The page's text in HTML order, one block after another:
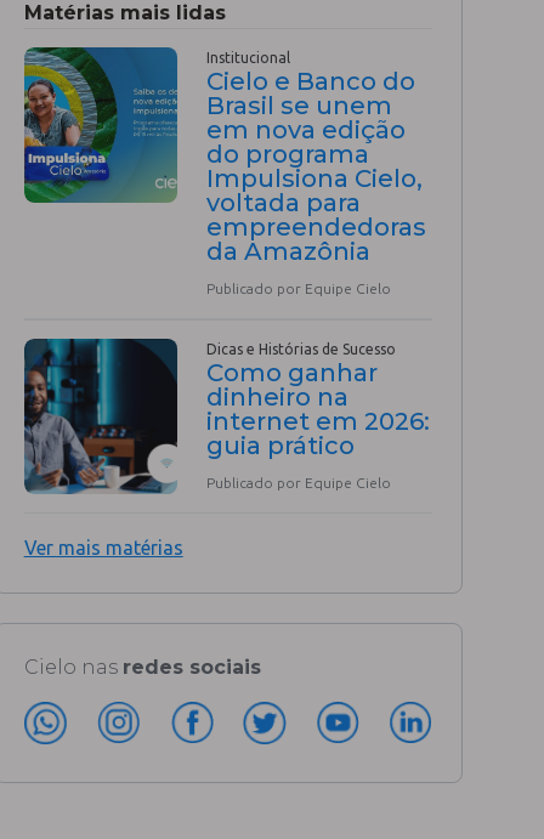
Matérias mais lidas
Institucional
Cielo e Banco do
Brasil se unem
em nova edição
do programa
Impulsiona Cielo,
voltada para
empreendedoras
da Amazônia
Publicado por Equipe Cielo
Dicas e Histórias de Sucesso
Como ganhar
dinheiro na
internet em 2026:
guia prático
Publicado por Equipe Cielo
Ver mais matérias
Cielo nas redes sociais